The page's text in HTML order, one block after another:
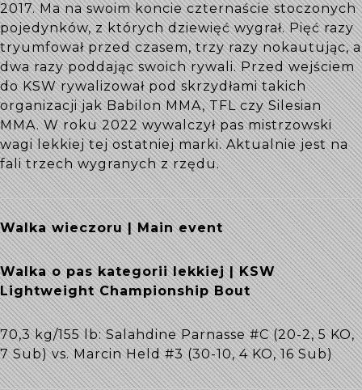
2017. Ma na swoim koncie czternaście stoczonych
pojedynków, z których dziewięć wygrał. Pięć razy
tryumfował przed czasem, trzy razy nokautując, a
dwa razy poddając swoich rywali. Przed wejściem
do KSW rywalizował pod skrzydłami takich
organizacji jak Babilon MMA, TFL czy Silesian
MMA. W roku 2022 wywalczył pas mistrzowski
wagi lekkiej tej ostatniej marki. Aktualnie jest na
fali trzech wygranych z rzędu.
Walka wieczoru | Main event
Walka o pas kategorii lekkiej | KSW
Lightweight Championship Bout
70,3 kg/155 lb: Salahdine Parnasse #C (20-2, 5 KO,
7 Sub) vs. Marcin Held #3 (30-10, 4 KO, 16 Sub)